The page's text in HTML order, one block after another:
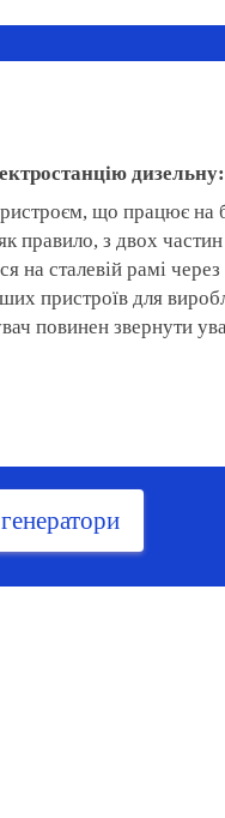
що працює на
правило, з двох
на сталевій рамі
пристроїв для
повинен звернути